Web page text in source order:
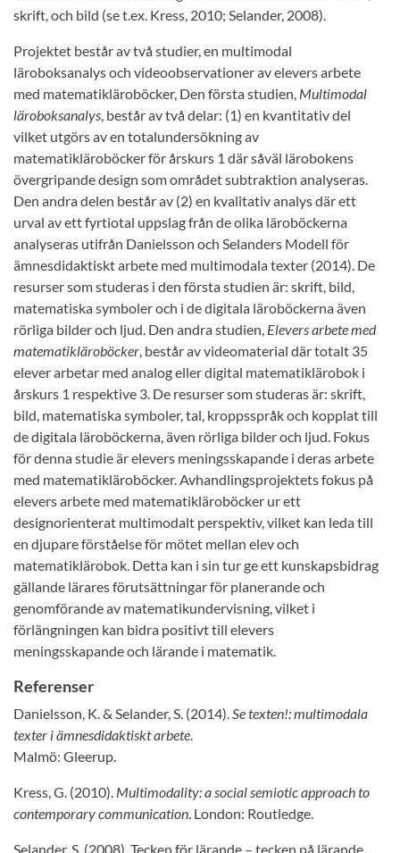
skrift, och bild (se t.ex. Kress, 2010; Selander, 2008).
Projektet består av två studier, en multimodal
läroboksanalys och videoobservationer av elevers arbete
med matematikläroböcker, Den första studien, Multimodal
läroboksanalys, består av två delar: (1) en kvantitativ del
vilket utgörs av en totalundersökning av
matematikläroböcker för årskurs 1 där såväl lärobokens
övergripande design som området subtraktion analyseras.
Den andra delen består av (2) en kvalitativ analys där ett
urval av ett fyrtiotal uppslag från de olika läroböckerna
analyseras utifrån Danielsson och Selanders Modell för
ämnesdidaktiskt arbete med multimodala texter (2014). De
resurser som studeras i den första studien är: skrift, bild,
matematiska symboler och i de digitala läroböckerna även
rörliga bilder och ljud. Den andra studien, Elevers arbete med
matematikläroböcker, består av videomaterial där totalt 35
elever arbetar med analog eller digital matematiklärobok i
årskurs 1 respektive 3. De resurser som studeras är: skrift,
bild, matematiska symboler, tal, kroppsspråk och kopplat till
de digitala läroböckerna, även rörliga bilder och ljud. Fokus
för denna studie är elevers meningsskapande i deras arbete
med matematikläroböcker. Avhandlingsprojektets fokus på
elevers arbete med matematikläroböcker ur ett
designorienterat multimodalt perspektiv, vilket kan leda till
en djupare förståelse för mötet mellan elev och
matematiklärobok. Detta kan i sin tur ge ett kunskapsbidrag
gällande lärares förutsättningar för planerande och
genomförande av matematikundervisning, vilket i
förlängningen kan bidra positivt till elevers
meningsskapande och lärande i matematik.
Referenser
Danielsson, K. & Selander, S. (2014).Se texten!: multimodala
texter i ämnesdidaktiskt arbete.
Malmö: Gleerup.
Kress, G. (2010). Multimodality: a social semiotic approach to
contemporary communication. London: Routledge.
Selander, S. (2008). Tecken för lärande – tecken på lärande.